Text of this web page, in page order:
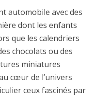
automobile avec des
dont les enfants
que les calendriers
chocolats ou des
miniatures
cœur de l’univers
ceux fascinés par